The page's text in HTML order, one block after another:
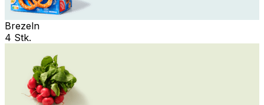
Brezeln
4 Stk.